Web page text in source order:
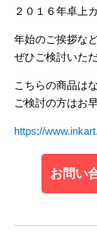
２０１６年卓上
年始のご挨拶な
ぜひご検討いた
こちらの商品は
ご検討の方はお
https://
お問い